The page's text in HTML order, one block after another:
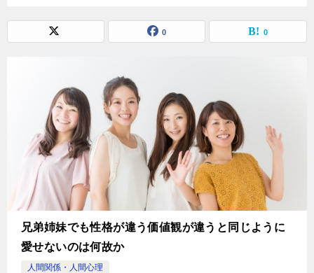
0 0
兄弟姉妹でも性格が違う価値観が違うと同じように
愛せないのは何故か
人間関係・人間心理